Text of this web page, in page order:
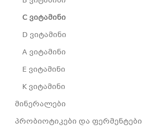
C ვიტამინი
D ვიტამინი
A ვიტამინი
E ვიტამინი
K ვიტამინი
მინერალები
პრობიოტიკები და ფერმენტები